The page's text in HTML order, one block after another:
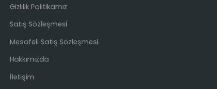
Gizlilik Politikamız
Satış Sözleşmesi
Mesafeli Satış Sözleşmesi
Hakkımızda
İletişim